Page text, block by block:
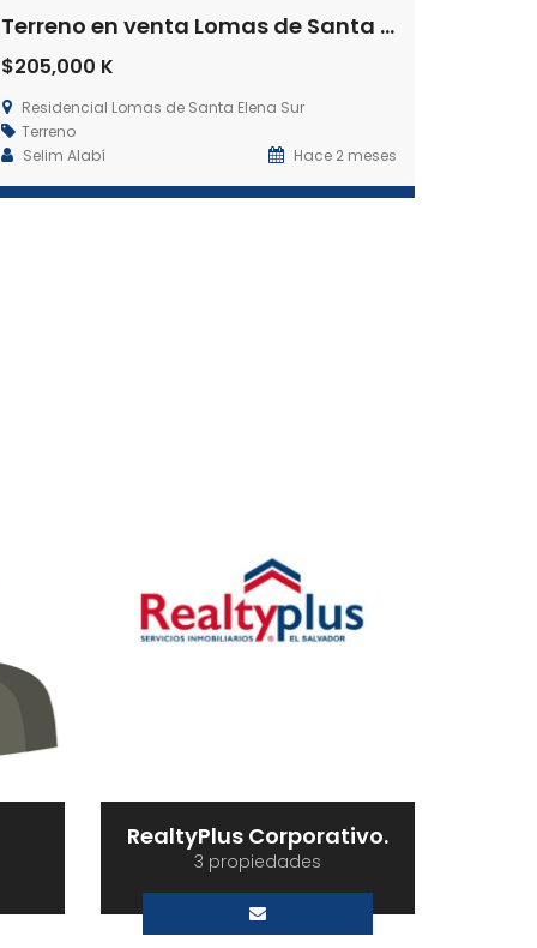
Terreno en venta Lomas de Santa Elena Sur
$205,000 K
Residencial Lomas de Santa Elena Sur
Terreno
Selim Alabí
Hace 2 meses
RealtyPlus Corporativo.
3 propiedades